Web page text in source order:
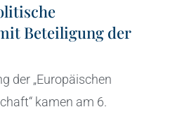
Beteiligung der
der „Europäischen
kamen am 6.